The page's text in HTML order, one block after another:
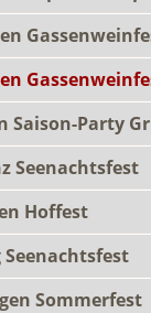
Saison-Party
Seenachtsfest
Hoffest
Seenachtsfest
Sommerfest